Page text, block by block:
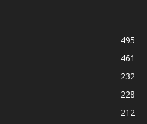
495
461
232
228
212